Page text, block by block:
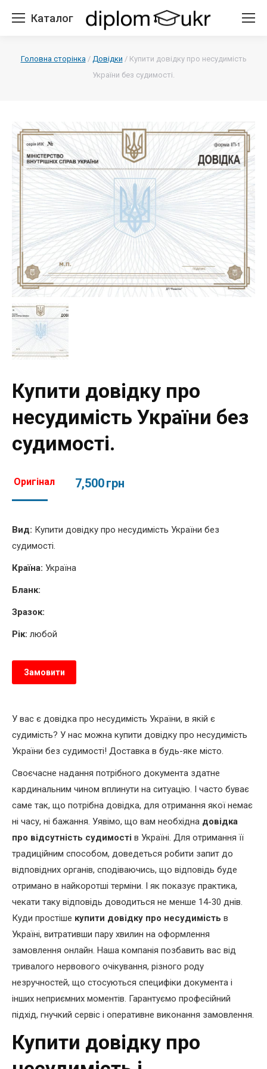
Каталог
Головна сторінка/ Довідки / Купити довідку про несудимість
України без судимості.
Купити довідку про
несудимість України без
судимості.
Оригінал 7,500грн
Вид: Купити довідку про несудимість України без
судимості.
Країна: Україна
Бланк:
Зразок:
Рік: любой
Замовити
У вас є довідка про несудимість України, в якій є
судимість? У нас можна купити довідку про несудимість
України без судимості! Доставка в будь-яке місто.
Своєчасне надання потрібного документа здатне
кардинальним чином вплинути на ситуацію. І часто буває
саме так, що потрібна довідка, для отримання якої немає
ні часу, ні бажання. Уявімо, що вам необхідна довідка
про відсутність судимості в Україні. Для отримання її
традиційним способом, доведеться робити запит до
відповідних органів, сподіваючись, що відповідь буде
отримано в найкоротші терміни. І як показує практика,
чекати таку відповідь доводиться не менше 14-30 днів.
Куди простіше купити довідку про несудимість в
Україні, витративши пару хвилин на оформлення
замовлення онлайн. Наша компанія позбавить вас від
тривалого нервового очікування, різного роду
незручностей, що стосуються специфіки документа і
інших неприємних моментів. Гарантуємо професійний
підхід, гнучкий сервіс і оперативне виконання замовлення.
Купити довідку про